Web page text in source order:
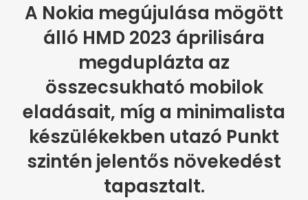
A Nokia megújulása mögött
álló HMD 2023 áprilisára
megduplázta az
összecsukható mobilok
eladásait, míg a minimalista
készülékekben utazó Punkt
szintén jelentős növekedést
tapasztalt.